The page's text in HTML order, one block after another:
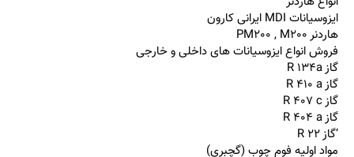
ایزوسیانات
ایرانی کارون
هاردنر
فروش انواع ایزوسیانات های داخلی و خارجی
گاز
گاز
گاز
گاز
‘گاز
مواد اولیه فوم چوب (گچبری)